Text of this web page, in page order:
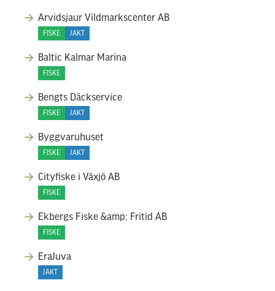
Arvidsjaur Vildmarkscenter AB
FISKE JAKT
Baltic Kalmar Marina
FISKE
Bengts Däckservice
FISKE JAKT
Byggvaruhuset
FISKE JAKT
Cityfiske i Växjö AB
FISKE
Ekbergs Fiske &amp; Fritid AB
FISKE
EraJuva
JAKT